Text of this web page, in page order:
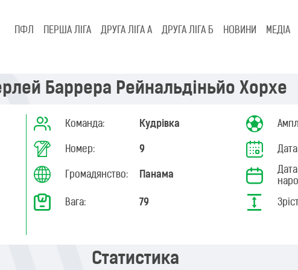
ПФЛ ПЕРША ЛІГА ДРУГА ЛІГА А ДРУГА ЛІГА Б НОВИНИ МЕДІА
Баррера Рейнальдіньйо Хорхе
Команда: Кудрівка
Номер: 9
Громадянство: Панама
Дата
Вага: 79
Статистика